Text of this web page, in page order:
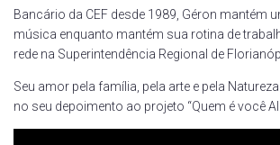
Bancário da CEF desde 1989, Géron mantém
música enquanto mantém sua rotina de
rede na Superintendência Regional de
Seu amor pela família, pela arte e pela
no seu depoimento ao projeto “Quem é você